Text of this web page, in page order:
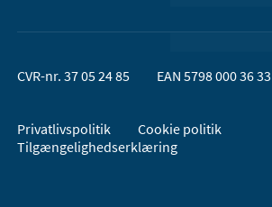
CVR-nr. 37 05 24 85 EAN 5798 000 36
Privatlivspolitik
Cookie politik
Tilgængelighedserklæring